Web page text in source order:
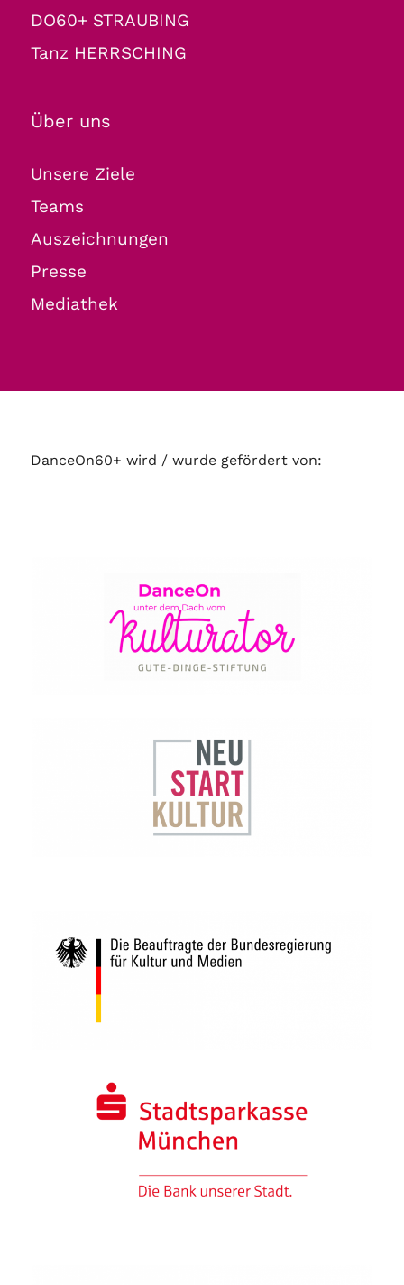
DO60+ STRAUBING
Tanz HERRSCHING
Über uns
Unsere Ziele
Teams
Auszeichnungen
Presse
Mediathek
DanceOn60+ wird / wurde gefördert von: